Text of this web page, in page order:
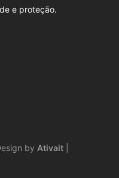
e proteção.
by Ativait